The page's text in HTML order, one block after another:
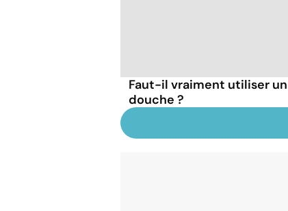
Faut-il vraiment utiliser
douche ?